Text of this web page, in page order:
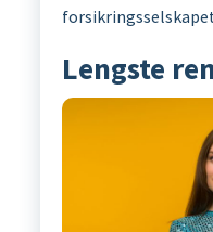
Lengste